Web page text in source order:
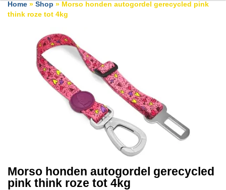
Home » Shop » Morso honden autogordel gerecycled pink
think roze tot 4kg
Morso honden autogordel gerecycled
pink think roze tot 4kg